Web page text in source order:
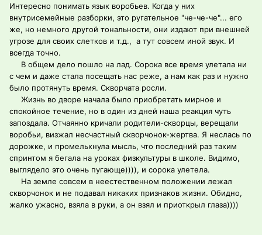
Интересно понимать язык воробьев. Когда у них
внутрисемейные разборки, это ругательное "че-че-че"... его
же, но немного другой тональности, они издают при внешней
угрозе для своих слетков и т.д., а тут совсем иной звук. И
всегда точно.
В общем дело пошло на лад. Сорока все время улетала ни
с чем и даже стала посещать нас реже, а нам как раз и нужно
было протянуть время. Скворчата росли.
Жизнь во дворе начала было приобретать мирное и
спокойное течение, но в один из дней наша реакция чуть
запоздала. Отчаянно кричали родители-скворцы, верещали
воробьи, визжал несчастный скворчонок-жертва. Я неслась по
дорожке, и промелькнула мысль, что последний раз таким
спринтом я бегала на уроках физкультуры в школе. Видимо,
выглядело это очень пугающе)))), и сорока улетела.
На земле совсем в неестественном положении лежал
скворчонок и не подавал никаких признаков жизни. Обидно,
жалко ужасно, взяла в руки, а он взял и приоткрыл глаза))))